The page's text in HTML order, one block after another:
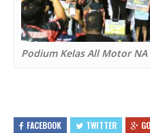
Podium Kelas All Motor NA
FACEBOOK TWITTER